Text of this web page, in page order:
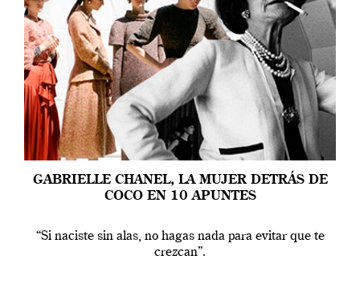
GABRIELLE CHANEL, LA MUJER DETRÁS DE
COCO EN 10 APUNTES
“Si naciste sin alas, no hagas nada para evitar que te
crezcan”.